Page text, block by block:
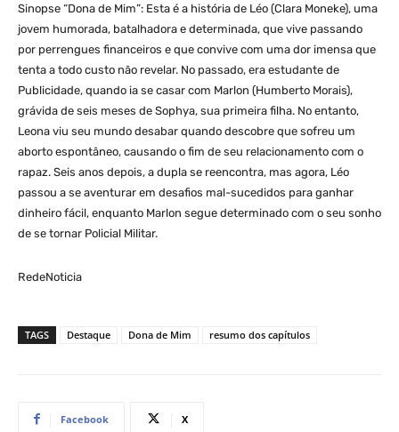
Sinopse “Dona de Mim”: Esta é a história de Léo (Clara Moneke), uma
jovem humorada, batalhadora e determinada, que vive passando
por perrengues financeiros e que convive com uma dor imensa que
tenta a todo custo não revelar. No passado, era estudante de
Publicidade, quando ia se casar com Marlon (Humberto Morais),
grávida de seis meses de Sophya, sua primeira filha. No entanto,
Leona viu seu mundo desabar quando descobre que sofreu um
aborto espontâneo, causando o fim de seu relacionamento com o
rapaz. Seis anos depois, a dupla se reencontra, mas agora, Léo
passou a se aventurar em desafios mal-sucedidos para ganhar
dinheiro fácil, enquanto Marlon segue determinado com o seu sonho
de se tornar Policial Militar.
RedeNoticia
TAGS Destaque Dona de Mim resumo dos capítulos
Facebook X